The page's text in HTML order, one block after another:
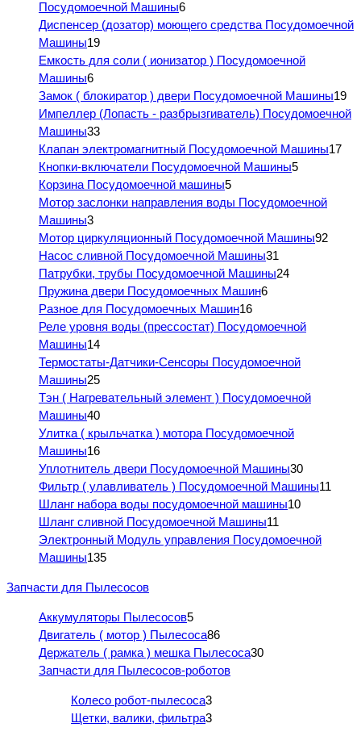
Посудомоечной Машины6
Диспенсер (дозатор) моющего средства Посудомоечной
Машины19
Емкость для соли ( ионизатор ) Посудомоечной
Машины6
Замок ( блокиратор ) двери Посудомоечной Машины19
Импеллер (Лопасть - разбрызгиватель) Посудомоечной
Машины33
Клапан электромагнитный Посудомоечной Машины17
Кнопки-включатели Посудомоечной Машины5
Корзина Посудомоечной машины5
Мотор заслонки направления воды Посудомоечной
Машины3
Мотор циркуляционный Посудомоечной Машины92
Насос сливной Посудомоечной Машины31
Патрубки, трубы Посудомоечной Машины24
Пружина двери Посудомоечных Машин6
Разное для Посудомоечных Машин16
Реле уровня воды (прессостат) Посудомоечной
Машины14
Термостаты-Датчики-Сенсоры Посудомоечной
Машины25
Тэн ( Нагревательный элемент ) Посудомоечной
Машины40
Улитка ( крыльчатка ) мотора Посудомоечной
Машины16
Уплотнитель двери Посудомоечной Машины30
Фильтр ( улавливатель ) Посудомоечной Машины11
Шланг набора воды посудомоечной машины10
Шланг сливной Посудомоечной Машины11
Электронный Модуль управления Посудомоечной
Машины135
Запчасти для Пылесосов
Аккумуляторы Пылесосов5
Двигатель ( мотор ) Пылесоса86
Держатель ( рамка ) мешка Пылесоса30
Запчасти для Пылесосов-роботов
Колесо робот-пылесоса3
Щетки, валики, фильтра3